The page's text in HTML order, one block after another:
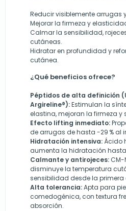
Reducir visiblemente arrugas
Mejorar la firmeza y
Calmar la sensibilidad,
cutáneas.
Hidratar en profundidad y
cutánea.
¿Qué beneficios ofrece?
Péptidos de alta definición
Argireline®):Estimulan la
elastina, mejoran la firmeza y
Efecto lifting inmediato:
de arrugas de hasta -29 % al
Hidratación intensiva: Ácido
aumenta la hidratación hasta
Calmante y antirojeces:
disminuye la temperatura
sensibilidad desde la
Alta tolerancia:Apta para
comedogénica, con textura
absorción.